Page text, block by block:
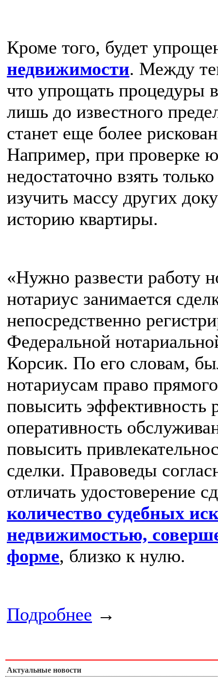
Кроме того, будет
недвижимости. Между
что упрощать процедуры
лишь до известного
станет еще более
Например, при проверке
недостаточно взять
изучить массу других
историю квартиры.
«Нужно развести работу
нотариус занимается
непосредственно
Федеральной
Корсик. По его словам,
нотариусам право
повысить эффективность
оперативность
повысить
сделки. Правоведы
отличать удостоверение
количество судебных
недвижимостью,
форме, близко к нулю.
Подробнее →
Актуальные новости